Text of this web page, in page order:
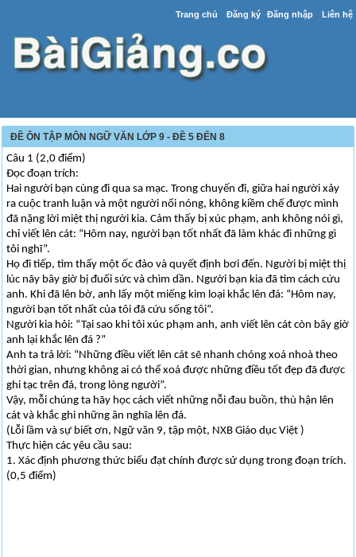
Trang chủ Đăng ký Đăng nhập Liên hệ
ĐỀ ÔN TẬP MÔN NGỮ VĂN LỚP 9 - ĐỀ 5 ĐẾN 8
Câu 1 (2,0 điểm)
Đọc đoạn trích:
Hai người bạn cùng đi qua sa mạc. Trong chuyến đi, giữa hai người xảy
ra cuộc tranh luận và một người nổi nóng, không kiềm chế được mình
đã nặng lời miệt thị người kia. Cảm thấy bị xúc phạm, anh không nói gì,
chỉ viết lên cát: “Hôm nay, người bạn tốt nhất đã làm khác đi những gì
tôi nghĩ”.
Họ đi tiếp, tìm thấy một ốc đảo và quyết định bơi đến. Người bị miệt thị
lúc nãy bây giờ bị đuối sức và chìm dần. Người bạn kia đã tìm cách cứu
anh. Khi đã lên bờ, anh lấy một miếng kim loại khắc lên đá: “Hôm nay,
người bạn tốt nhất của tôi đã cứu sống tôi”.
Người kia hỏi: “Tại sao khi tôi xúc phạm anh, anh viết lên cát còn bây giờ
anh lại khắc lên đá ?”
Anh ta trả lời: “Những điều viết lên cát sẽ nhanh chóng xoá nhoà theo
thời gian, nhưng không ai có thể xoá được những điều tốt đẹp đã được
ghi tạc trên đá, trong lòng người”.
Vậy, mỗi chúng ta hãy học cách viết những nỗi đau buồn, thù hận lên
cát và khắc ghi những ân nghĩa lên đá.
(Lỗi lầm và sự biết ơn, Ngữ văn 9, tập một, NXB Giáo dục Việt )
Thực hiện các yêu cầu sau:
1. Xác định phương thức biểu đạt chính được sử dụng trong đoạn trích.
(0,5 điểm)